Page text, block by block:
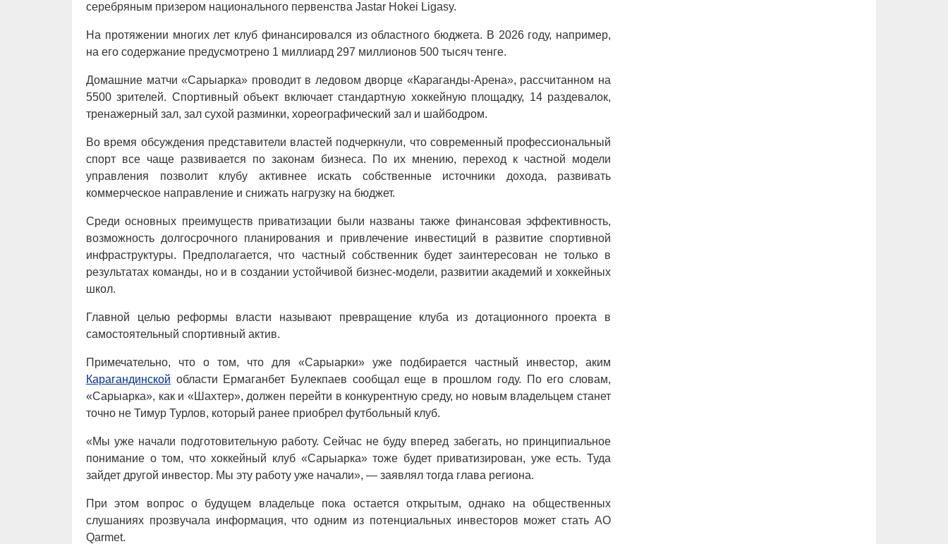
серебряным призером национального первенства Jastar Hokei Ligasy.
На протяжении многих лет клуб финансировался из областного бюджета. В 2026 году, например,
на его содержание предусмотрено 1 миллиард 297 миллионов 500 тысяч тенге.
Домашние матчи «Сарыарка» проводит в ледовом дворце «Караганды-Арена», рассчитанном на
5500 зрителей. Спортивный объект включает стандартную хоккейную площадку, 14 раздевалок,
тренажерный зал, зал сухой разминки, хореографический зал и шайбодром.
Во время обсуждения представители властей подчеркнули, что современный профессиональный
спорт все чаще развивается по законам бизнеса. По их мнению, переход к частной модели
управления позволит клубу активнее искать собственные источники дохода, развивать
коммерческое направление и снижать нагрузку на бюджет.
Среди основных преимуществ приватизации были названы также финансовая эффективность,
возможность долгосрочного планирования и привлечение инвестиций в развитие спортивной
инфраструктуры. Предполагается, что частный собственник будет заинтересован не только в
результатах команды, но и в создании устойчивой бизнес-модели, развитии академий и хоккейных
школ.
Главной целью реформы власти называют превращение клуба из дотационного проекта в
самостоятельный спортивный актив.
Примечательно, что о том, что для «Сарыарки» уже подбирается частный инвестор, аким
Карагандинской области Ермаганбет Булекпаев сообщал еще в прошлом году. По его словам,
«Сарыарка», как и «Шахтер», должен перейти в конкурентную среду, но новым владельцем станет
точно не Тимур Турлов, который ранее приобрел футбольный клуб.
«Мы уже начали подготовительную работу. Сейчас не буду вперед забегать, но принципиальное
понимание о том, что хоккейный клуб «Сарыарка» тоже будет приватизирован, уже есть. Туда
зайдет другой инвестор. Мы эту работу уже начали», — заявлял тогда глава региона.
При этом вопрос о будущем владельце пока остается открытым, однако на общественных
слушаниях прозвучала информация, что одним из потенциальных инвесторов может стать АО
Qarmet.